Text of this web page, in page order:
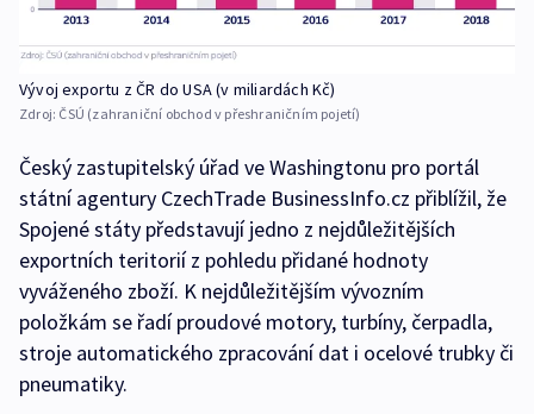
Vývoj exportu z ČR do USA (v miliardách Kč)
Zdroj: ČSÚ (zahraniční obchod v přeshraničním pojetí)
Český zastupitelský úřad ve Washingtonu pro portál
státní agentury CzechTrade BusinessInfo.cz přiblížil, že
Spojené státy představují jedno z nejdůležitějších
exportních teritorií z pohledu přidané hodnoty
vyváženého zboží. K nejdůležitějším vývozním
položkám se řadí proudové motory, turbíny, čerpadla,
stroje automatického zpracování dat i ocelové trubky či
pneumatiky.